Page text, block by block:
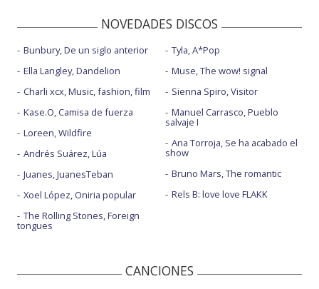
NOVEDADES DISCOS
Bunbury, De un siglo anterior
Ella Langley, Dandelion
Charli xcx, Music, fashion, film
Kase.O, Camisa de fuerza
Loreen, Wildfire
Andrés Suárez, Lúa
Juanes, JuanesTeban
Xoel López, Oniria popular
The Rolling Stones, Foreign
tongues
Tyla, A*Pop
Muse, The wow! signal
Sienna Spiro, Visitor
Manuel Carrasco, Pueblo
salvaje I
Ana Torroja, Se ha acabado el
show
Bruno Mars, The romantic
Rels B: love love FLAKK
CANCIONES